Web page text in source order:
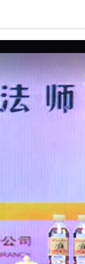
饱和度